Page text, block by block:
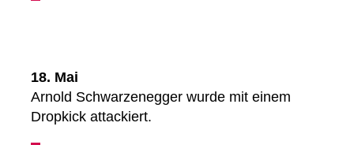
18. Mai
Arnold Schwarzenegger wurde mit einem
Dropkick attackiert.